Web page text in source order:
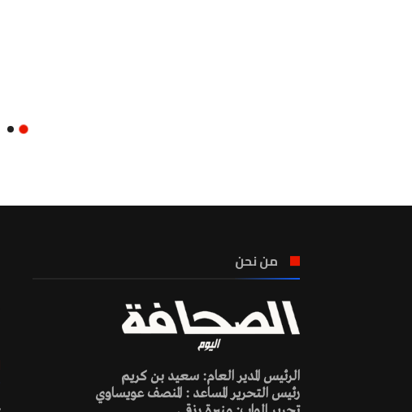
من نحن
الرئيس المدير العام: سعيد بن كريم
رئيس التحرير المساعد : المنصف عويساوي